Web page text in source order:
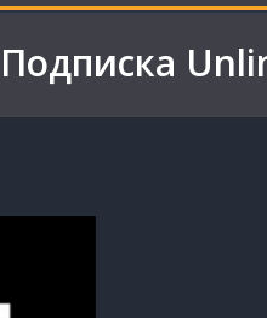
аккаунты